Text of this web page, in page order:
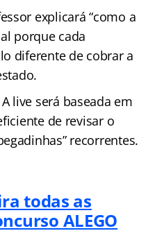
explicará “como a
porque cada
diferente de cobrar a
A live será baseada em
de revisar o
recorrentes.
todas as
ALEGO